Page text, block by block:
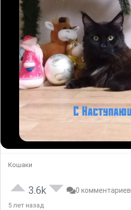
Кошаки
3.6k 0 комментариев
5 лет назад